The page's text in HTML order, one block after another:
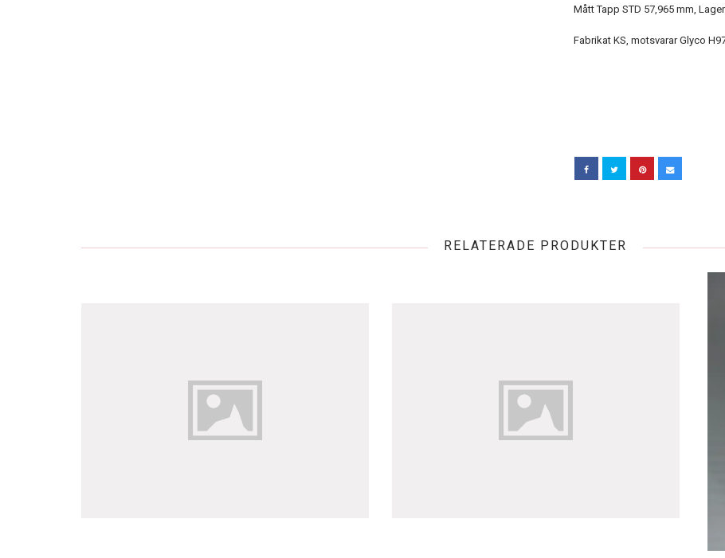
Mått Tapp STD 57,965 mm,
Fabrikat KS, motsvarar Glyco
RELATERADE PRODUKTER